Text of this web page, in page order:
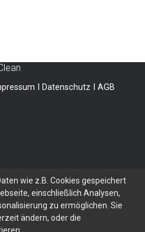
Datenschutz IAGB
wie z.B. Cookies gespeichert
einschließlich Analysen,
zu ermöglichen. Sie
ändern, oder die